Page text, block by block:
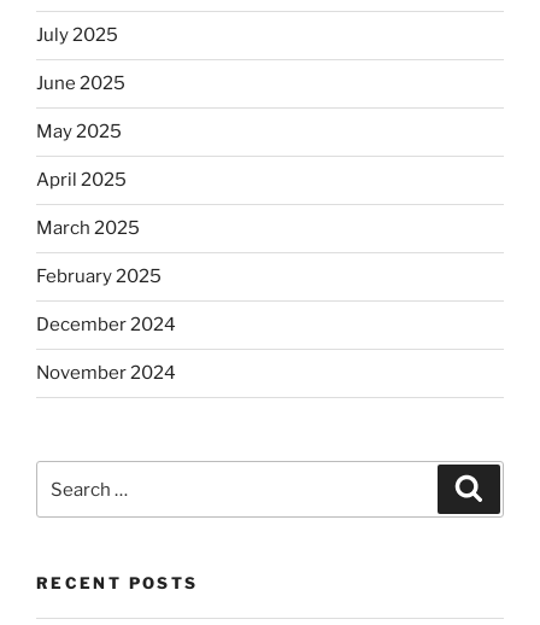
July 2025
June 2025
May 2025
April 2025
March 2025
February 2025
December 2024
November 2024
for:
RECENT POSTS